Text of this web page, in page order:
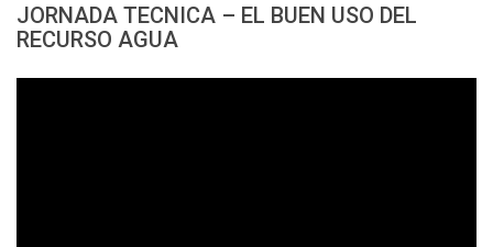
JORNADA TECNICA – EL BUEN USO DEL
RECURSO AGUA